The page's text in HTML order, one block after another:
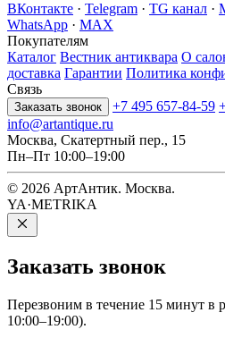
ВКонтакте · Telegram · TG канал ·
WhatsApp · MAX
Покупателям
Каталог Вестник антиквара О
доставка Гарантии Политика
Связь
Заказать звонок +7 495 657-84-59
info@artantique.ru
Москва, Скатертный пер., 15
Пн–Пт 10:00–19:00
© 2026 АртАнтик. Москва.
YA·METRIKA
Заказать звонок
Перезвоним в течение 15 минут в
10:00–19:00).